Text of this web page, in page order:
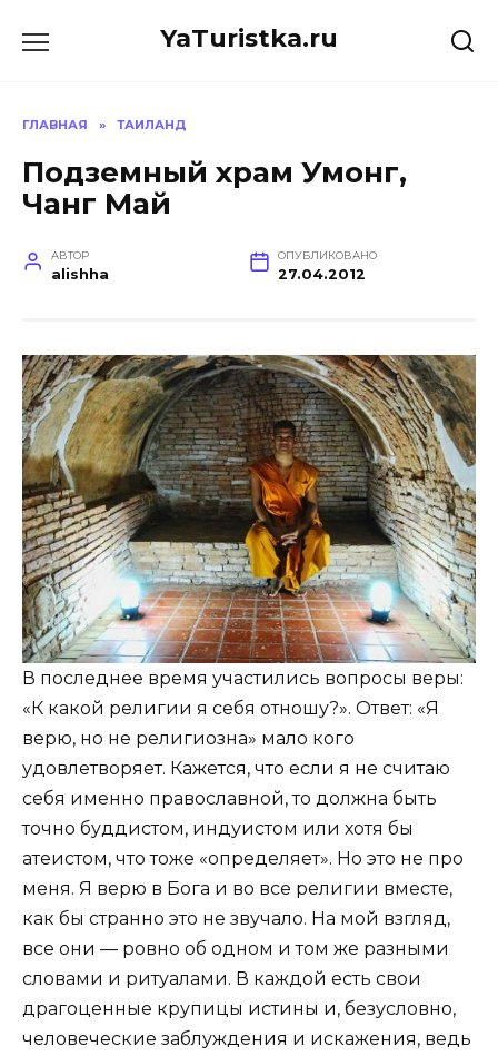
YaTuristka.ru
ГЛАВНАЯ » ТАИЛАНД
Подземный храм Умонг,
Чанг Май
АВТОР
alishha
ОПУБЛИКОВАНО
27.04.2012
В последнее время участились вопросы веры:
«К какой религии я себя отношу?». Ответ: «Я
верю, но не религиозна» мало кого
удовлетворяет. Кажется, что если я не считаю
себя именно православной, то должна быть
точно буддистом, индуистом или хотя бы
атеистом, что тоже «определяет». Но это не про
меня. Я верю в Бога и во все религии вместе,
как бы странно это не звучало. На мой взгляд,
все они — ровно об одном и том же разными
словами и ритуалами. В каждой есть свои
драгоценные крупицы истины и, безусловно,
человеческие заблуждения и искажения, ведь